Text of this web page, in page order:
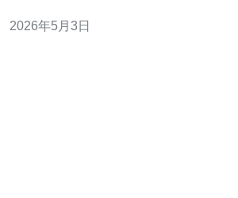
丢包和多国出口的节点；在部署上要结
2026年5月3日